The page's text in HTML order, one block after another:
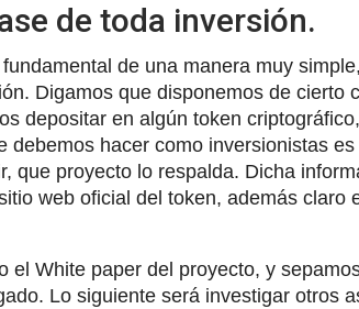
de toda inversión.
de una manera muy
Digamos que disponemos de cierto
depositar en algún token criptográfico,
debemos hacer como inversionistas es
que proyecto lo respalda. Dicha
web oficial del token, además claro
el White paper del proyecto, y
Lo siguiente será investigar otros